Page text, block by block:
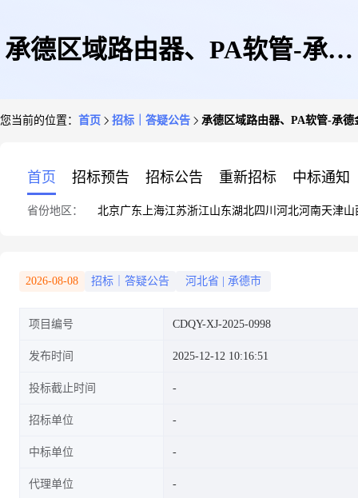
承德区域路由器、PA软管-承德
您当前的位置： 首页 招标｜答疑公告 承德区域路由器、PA软管-承
首页 招标预告 招标公告 重新招标 中标通知
省份地区： 北京广东 上海江苏浙江山东湖北四川 河北河南天津山
2026-08-08 招标｜答疑公告 河北省 承德市
项目编号 CDQY-XJ-2025-0998
发布时间 2025-12-12 10:16:51
投标截止时间
招标单位
中标单位
代理单位